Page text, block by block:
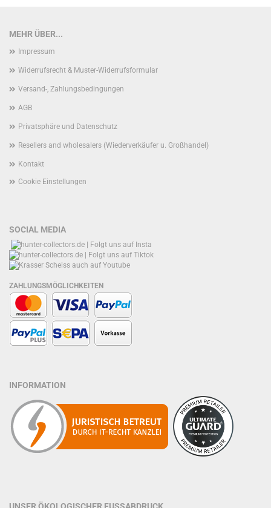
MEHR ÜBER...
Impressum
Widerrufsrecht & Muster-Widerrufsformular
Versand-, Zahlungsbedingungen
AGB
Privatsphäre und Datenschutz
Resellers and wholesalers (Wiederverkäufer u. Großhandel)
Kontakt
Cookie Einstellungen
SOCIAL MEDIA
ZAHLUNGSMÖGLICHKEITEN
INFORMATION